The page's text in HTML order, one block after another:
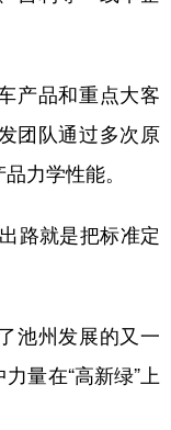
品和重点大客
团队通过多次原
力学性能。
路就是把标准定
州发展的又一
量在“高新绿”上